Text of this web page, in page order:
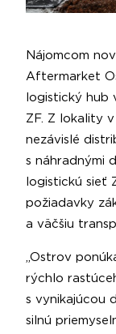
Nájomcom
Aftermarket
logistický hub
ZF. Z lokality
nezávislé
s náhradnými
logistickú sieť
požiadavky
a väčšiu
„Ostrov
rýchlo
s vynikajúcou
silnú